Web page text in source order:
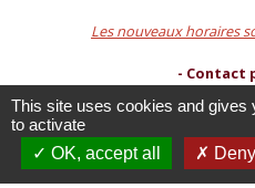
Les nouveaux horaires
- Contact
This site uses cookies and gives
to activate
OK, accept all